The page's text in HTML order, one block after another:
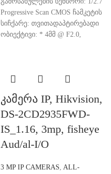
Progressive Scan CMOS ჩამკეტის
სიჩქარე: თვითადაპტირებადი
ობიექტივი: * 4მმ @ F2.0,
კამერა IP, Hikvision,
DS-2CD2935FWD-
IS_1.16, 3mp, fisheye
Aud/al-I/O
3 MP IP CAMERAS, ALL-